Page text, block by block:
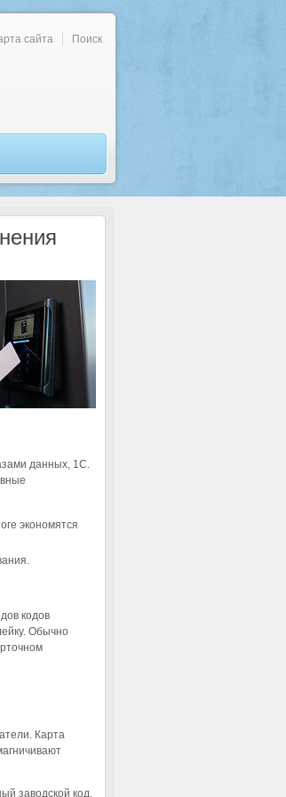
сайта Поиск
данных, 1С.
экономятся
кодов
Обычно
Карта
заводской код.